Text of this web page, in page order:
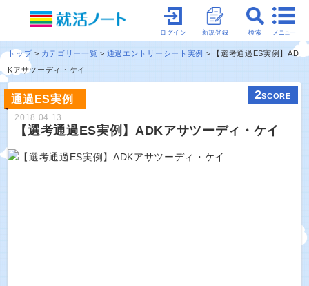
メニュー
検索
新規登録
ログイン
トップ カテゴリー一覧 通過エントリーシート実例
【選考通過ES実例】AD
Kアサツーディ・ケイ
通過ES実例 2SCORE
2018.04.13
【選考通過ES実例】ADKアサツーディ・ケイ